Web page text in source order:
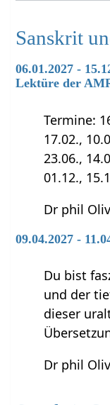
Sanskrit
06.01.2027 -
Lektüre der
Termine:
17.02.,
23.06.,
01.12.,
Dr phil
09.04.2027 -
Du bist
und der
dieser
Dr phil